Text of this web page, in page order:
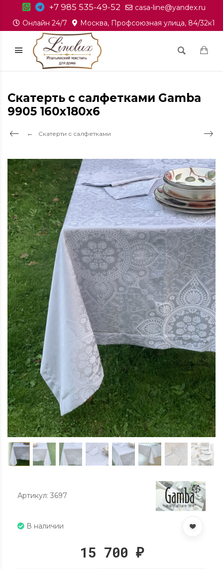
+7 985 535-49-52
casa-line@yandex.ru
Онлайн 24/7
Москва, Профсоюзная улица, 84/32к1
Скатерть с салфетками Gamba
9905 160х180х6
Скатерти с салфетками
Артикул: 3697
В наличии
15 700 ₽